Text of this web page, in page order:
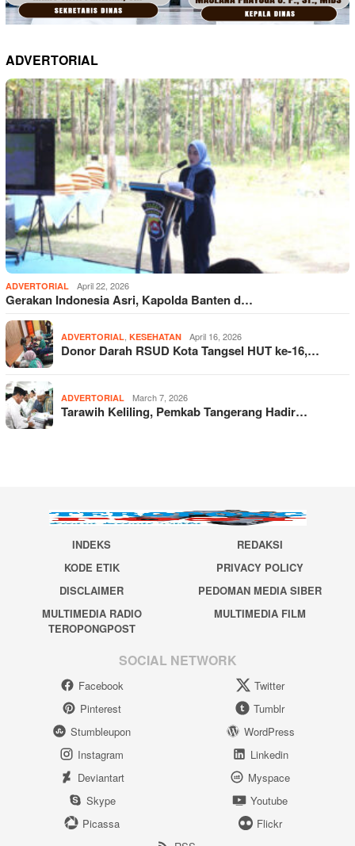
ADVERTORIAL
ADVERTORIAL April 22, 2026
Gerakan Indonesia Asri, Kapolda Banten d…
ADVERTORIAL KESEHATAN April 16, 2026
Donor Darah RSUD Kota Tangsel HUT ke-16,…
ADVERTORIAL March 7, 2026
Tarawih Keliling, Pemkab Tangerang Hadir…
INDEKS
REDAKSI
KODE ETIK
PRIVACY POLICY
DISCLAIMER
PEDOMAN MEDIA SIBER
MULTIMEDIA RADIO
TEROPONGPOST
MULTIMEDIA FILM
SOCIAL NETWORK
Facebook
Twitter
Pinterest
Tumblr
Stumbleupon
WordPress
Instagram
Linkedin
Deviantart
Myspace
Skype
Youtube
Picassa
Flickr